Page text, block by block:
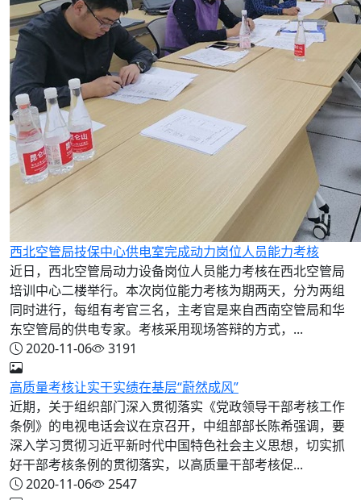
西北空管局技保中心供电室完成动力岗位人员能力考核
近日，西北空管局动力设备岗位人员能力考核在西北空管局
培训中心二楼举行。本次岗位能力考核为期两天，分为两组
同时进行，每组有考官三名，主考官是来自西南空管局和华
东空管局的供电专家。考核采用现场答辩的方式，...
2020-11-06
3191
高质量考核让实干实绩在基层“蔚然成风”
近期，关于组织部门深入贯彻落实《党政领导干部考核工作
条例》的电视电话会议在京召开，中组部部长陈希强调，要
深入学习贯彻习近平新时代中国特色社会主义思想，切实抓
好干部考核条例的贯彻落实，以高质量干部考核促...
2020-11-06
2547